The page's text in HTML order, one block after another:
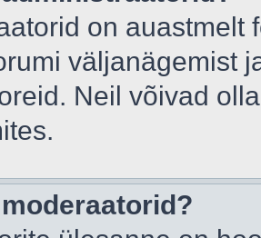
on auastmelt
väljanägemist
Neil võivad